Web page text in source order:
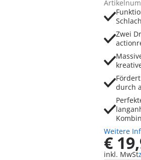
Zwei
durch
Weitere
€
inkl. MwSt